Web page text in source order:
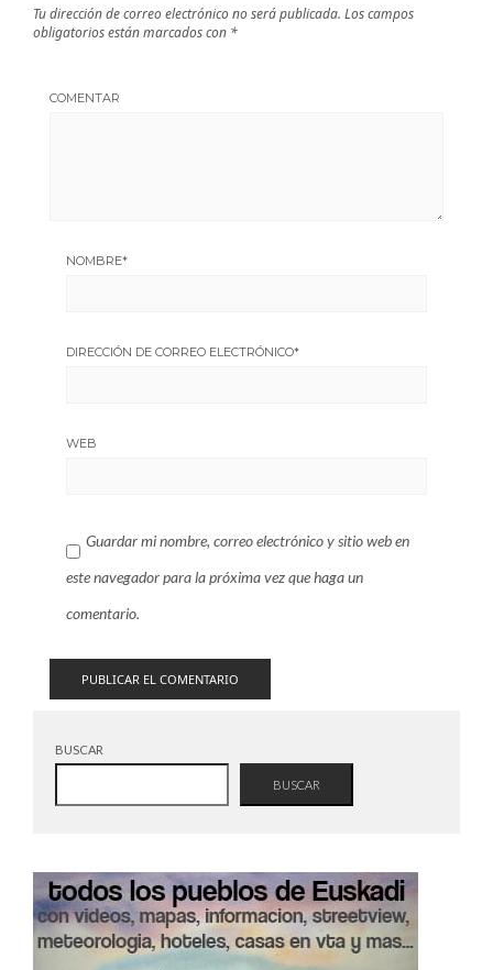
Tu dirección de correo electrónico no será publicada. Los campos
obligatorios están marcados con *
COMENTAR
NOMBRE*
DIRECCIÓN DE CORREO ELECTRÓNICO*
WEB
Guardar mi nombre, correo electrónico y sitio web en
este navegador para la próxima vez que haga un
comentario.
BUSCAR
BUSCAR